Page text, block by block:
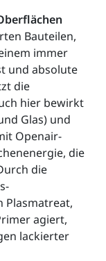
Bauteilen,
immer
und absolute
die
hier bewirkt
Glas) und
Openair-
die
die
Plasmatreat,
agiert,
lackierter